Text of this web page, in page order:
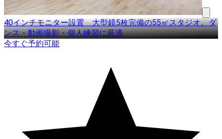
40インチモニター設置 大型鏡5枚完備の55㎡スタジオ。ダ
ンス・動画撮影・個人練習に最適
今すぐ予約可能